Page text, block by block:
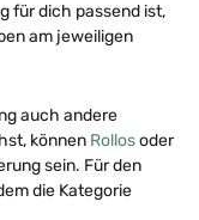
für dich passend ist,
am jeweiligen
auch andere
können Rollosoder
sein. Für den
die Kategorie